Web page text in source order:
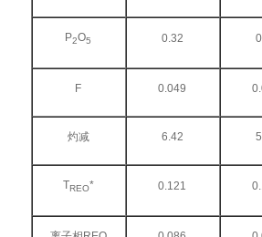
P2O5 0.32
F 0.049
灼减 6.42
TREO* 0.121